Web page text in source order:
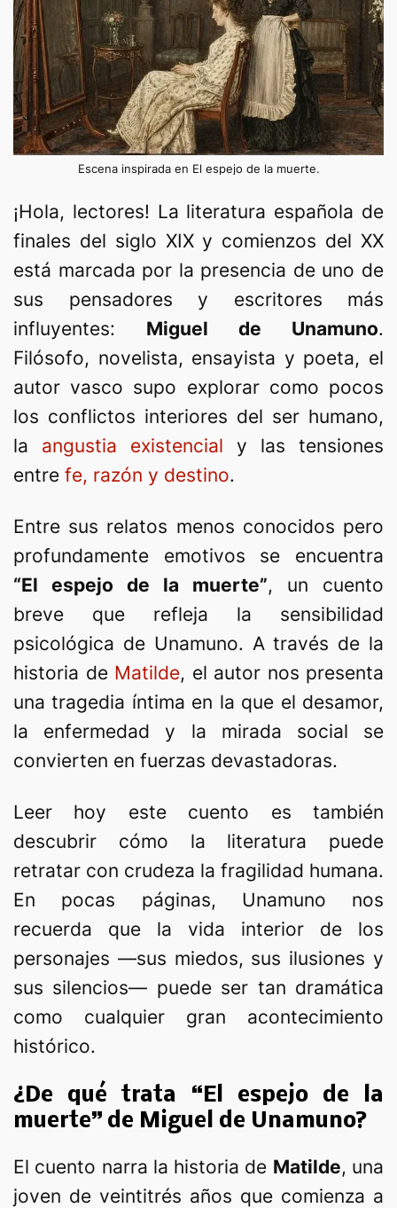
Escena inspirada en El espejo de la muerte.
¡Hola, lectores! La literatura española de
finales del siglo XIX y comienzos del XX
está marcada por la presencia de uno de
sus pensadores y escritores más
influyentes: Miguel de Unamuno.
Filósofo, novelista, ensayista y poeta, el
autor vasco supo explorar como pocos
los conflictos interiores del ser humano,
la angustia existencial y las tensiones
entre fe, razón y destino.
Entre sus relatos menos conocidos pero
profundamente emotivos se encuentra
“El espejo de la muerte”, un cuento
breve que refleja la sensibilidad
psicológica de Unamuno. A través de la
historia de Matilde, el autor nos presenta
una tragedia íntima en la que el desamor,
la enfermedad y la mirada social se
convierten en fuerzas devastadoras.
Leer hoy este cuento es también
descubrir cómo la literatura puede
retratar con crudeza la fragilidad humana.
En pocas páginas, Unamuno nos
recuerda que la vida interior de los
personajes —sus miedos, sus ilusiones y
sus silencios— puede ser tan dramática
como cualquier gran acontecimiento
histórico.
¿De qué trata “El espejo de la
muerte” de Miguel de Unamuno?
El cuento narra la historia de Matilde, una
joven de veintitrés años que comienza a